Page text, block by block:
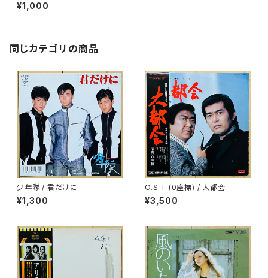
¥1,000
同じカテゴリの商品
少年隊 / 君だけに
¥1,300
O.S.T.(0座標) / 大都会
¥3,500